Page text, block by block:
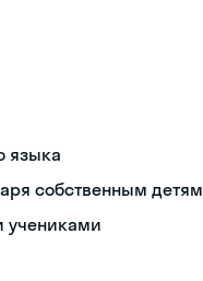
языка
собственным детям
учениками